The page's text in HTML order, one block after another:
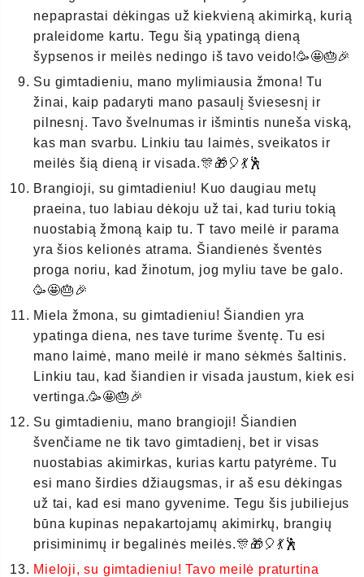
nepaprastai dėkingas už kiekvieną akimirką, kurią
praleidome kartu. Tegu šią ypatingą dieną
šypsenos ir meilės nedingo iš tavo veido!🥳🤩🎂🎉
Su gimtadieniu, mano mylimiausia žmona! Tu
žinai, kaip padaryti mano pasaulį šviesesnį ir
pilnesnį. Tavo švelnumas ir išmintis nuneša viską,
kas man svarbu. Linkiu tau laimės, sveikatos ir
meilės šią dieną ir visada.🎊🎁🎈💃🕺
Brangioji, su gimtadieniu! Kuo daugiau metų
praeina, tuo labiau dėkoju už tai, kad turiu tokią
nuostabią žmoną kaip tu. T tavo meilė ir parama
yra šios kelionės atrama. Šiandienės šventės
proga noriu, kad žinotum, jog myliu tave be galo.
🥳🤩🎂🎉
Miela žmona, su gimtadieniu! Šiandien yra
ypatinga diena, nes tave turime šventę. Tu esi
mano laimė, mano meilė ir mano sėkmės šaltinis.
Linkiu tau, kad šiandien ir visada jaustum, kiek esi
vertinga.🥳🤩🎂🎉
Su gimtadieniu, mano brangioji! Šiandien
švenčiame ne tik tavo gimtadienį, bet ir visas
nuostabias akimirkas, kurias kartu patyrėme. Tu
esi mano širdies džiaugsmas, ir aš esu dėkingas
už tai, kad esi mano gyvenime. Tegu šis jubiliejus
būna kupinas nepakartojamų akimirkų, brangių
prisiminimų ir begalinės meilės.🎊🎁🎈💃🕺
Mieloji, su gimtadieniu! Tavo meilė praturtina